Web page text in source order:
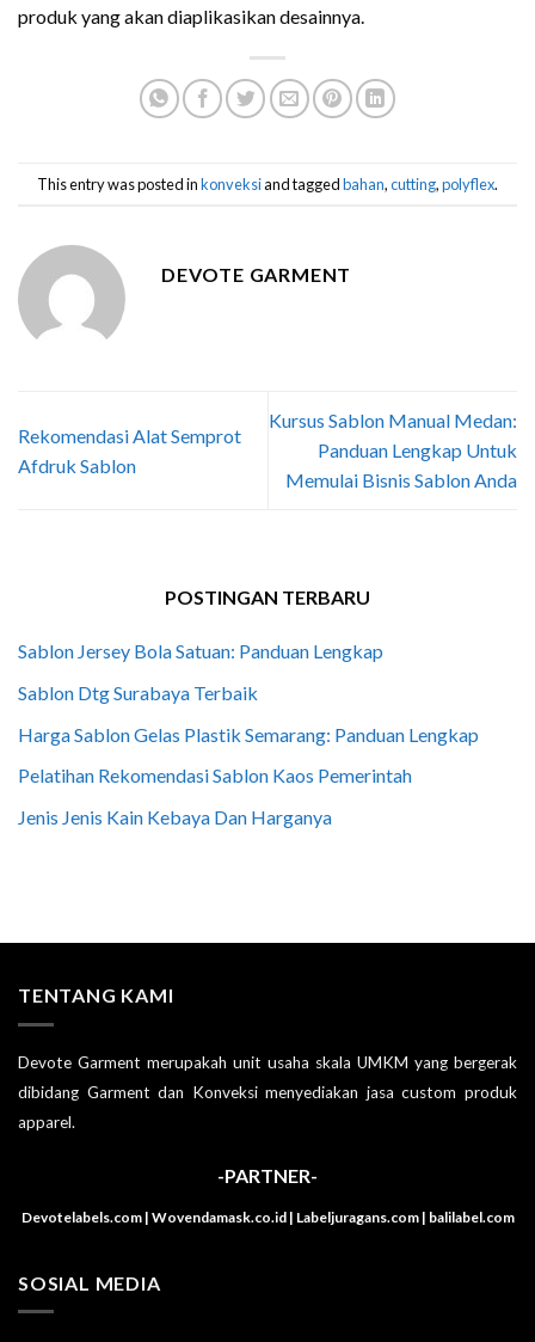
produk yang akan diaplikasikan desainnya.
This entry was posted inkonveksiand taggedbahan,cutting,polyflex.
DEVOTE GARMENT
Rekomendasi Alat Semprot
Afdruk Sablon
Kursus Sablon Manual Medan:
Panduan Lengkap Untuk
Memulai Bisnis Sablon Anda
POSTINGAN TERBARU
Sablon Jersey Bola Satuan: Panduan Lengkap
Sablon Dtg Surabaya Terbaik
Harga Sablon Gelas Plastik Semarang: Panduan Lengkap
Pelatihan Rekomendasi Sablon Kaos Pemerintah
Jenis Jenis Kain Kebaya Dan Harganya
TENTANG KAMI
Devote Garment merupakah unit usaha skala UMKM yang bergerak
dibidang Garment dan Konveksi menyediakan jasa custom produk
apparel.
-PARTNER-
Devotelabels.com | Wovendamask.co.id | Labeljuragans.com | balilabel.com
SOSIAL MEDIA